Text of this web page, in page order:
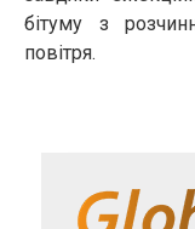
бітуму з
повітря.